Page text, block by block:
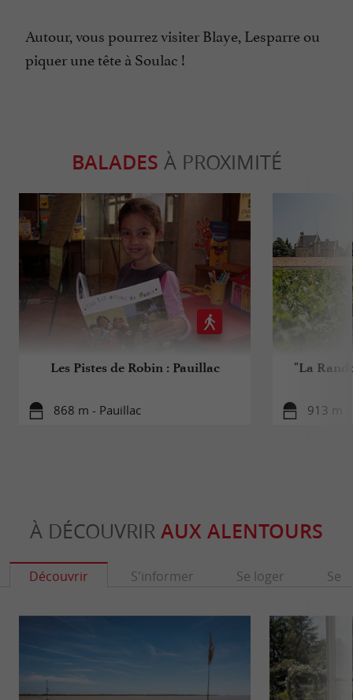
Autour, vous pourrez visiter Blaye, Lesparre ou
piquer une tête à Soulac !
BALADES À PROXIMITÉ
Les Pistes de Robin : Pauillac
868 m - Pauillac
"La
913 m -
À DÉCOUVRIR AUX ALENTOURS
Découvrir S'informer Se loger Se